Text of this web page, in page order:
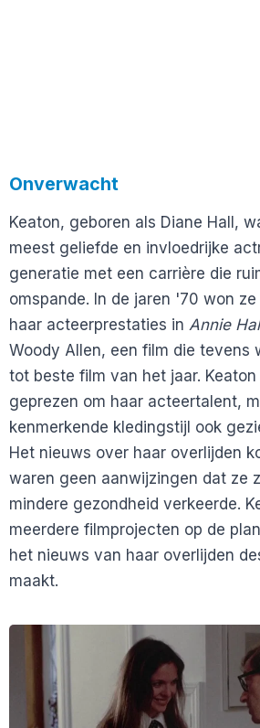
Onverwacht
Keaton, geboren als Diane Hall,
meest geliefde en invloedrijke
generatie met een carrière die
omspande. In de jaren '70 won
haar acteerprestaties in Annie
Woody Allen, een film die tevens
tot beste film van het jaar.
geprezen om haar acteertalent,
kenmerkende kledingstijl ook
Het nieuws over haar overlijden
waren geen aanwijzingen dat ze
mindere gezondheid verkeerde.
meerdere filmprojecten op de
het nieuws van haar overlijden
maakt.